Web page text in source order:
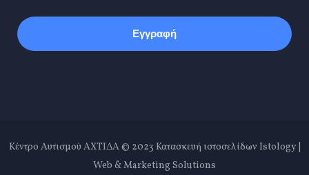
CAPTCHA
This
question is
visitor and
Κέντρο Αυτισμού ΑΧΤΙΔΑ © 2023 Κατασκευή ιστοσελίδων Istology |
Web & Marketing Solutions